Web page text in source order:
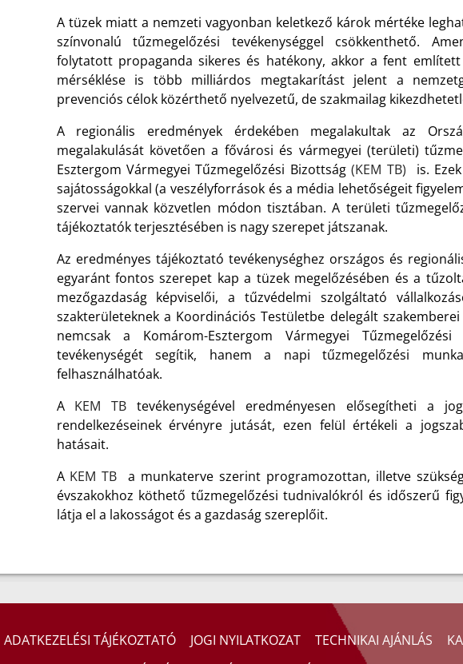
A tüzek miatt a nemzeti vagyonban keletkező károk mértéke
színvonalú tűzmegelőzési tevékenységgel csökkenthető.
folytatott propaganda sikeres és hatékony, akkor a fent említett
mérséklése is több milliárdos megtakarítást jelent a
prevenciós célok közérthető nyelvezetű, de szakmailag
A regionális eredmények érdekében megalakultak az
megalakulását követően a fővárosi és vármegyei (területi)
Esztergom Vármegyei Tűzmegelőzési Bizottság(KEM TB)
is.
sajátosságokkal (a veszélyforrások és a média lehetőségeit
szervei vannak közvetlen módon tisztában. A területi
tájékoztatók terjesztésében is nagy szerepet játszanak.
Az eredményes tájékoztató tevékenységhez országos és
egyaránt fontos szerepet kap a tüzek megelőzésében és a
mezőgazdaság képviselői, a tűzvédelmi szolgáltató
szakterületeknek a Koordinációs Testületbe delegált
nemcsak a Komárom-Esztergom Vármegyei Tűzmegelőzési
tevékenységét segítik, hanem a napi tűzmegelőzési
felhasználhatóak.
A KEM TBtevékenységével eredményesen elősegítheti a
rendelkezéseinek érvényre jutását, ezen felül értékeli a
hatásait.
A KEM TB
a munkaterve szerint programozottan, illetve
évszakokhoz köthető tűzmegelőzési tudnivalókról és időszerű
látja el a lakosságot és a gazdaság szereplőit.
ADATKEZELÉSI TÁJÉKOZTATÓ JOGI NYILATKOZAT TECHNIKAI AJÁNLÁS